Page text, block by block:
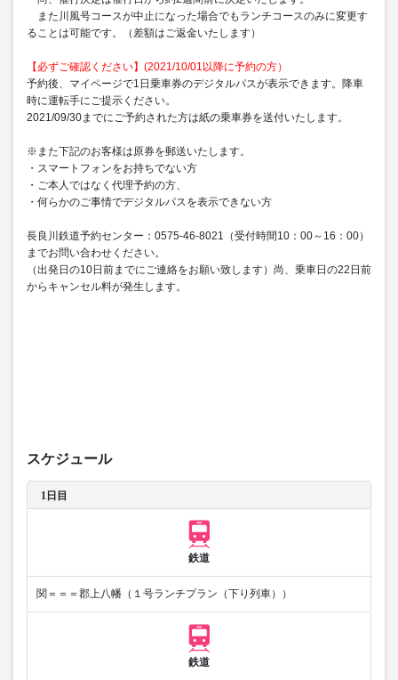
また川風号コースが中止になった場合でもランチコースのみに変更す
ることは可能です。（差額はご返金いたします）
【必ずご確認ください】(2021/10/01以降に予約の方）
予約後、マイページで1日乗車券のデジタルパスが表示できます。降車
時に運転手にご提示ください。
2021/09/30までにご予約された方は紙の乗車券を送付いたします。
※また下記のお客様は原券を郵送いたします。
・スマートフォンをお持ちでない方
・ご本人ではなく代理予約の方、
・何らかのご事情でデジタルパスを表示できない方
長良川鉄道予約センター：0575-46-8021（受付時間10：00～16：00）
までお問い合わせください。
（出発日の10日前までにご連絡をお願い致します）尚、乗車日の22日前
からキャンセル料が発生します。
スケジュール
1日目
鉄道
関＝＝＝郡上八幡（１号ランチプラン（下り列車））
鉄道